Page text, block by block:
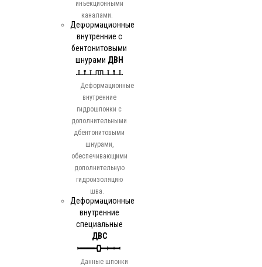
инъекционными
каналами.
Деформационные
внутренние с
бентонитовыми
шнурами ДВН
Деформационные
внутренние
гидрошпонки с
дополнительными
дбентонитовыми
шнурами,
обеспечивающими
дополнительную
гидроизоляцию
шва.
Деформационные
внутренние
специальные
ДВС
Данные шпонки